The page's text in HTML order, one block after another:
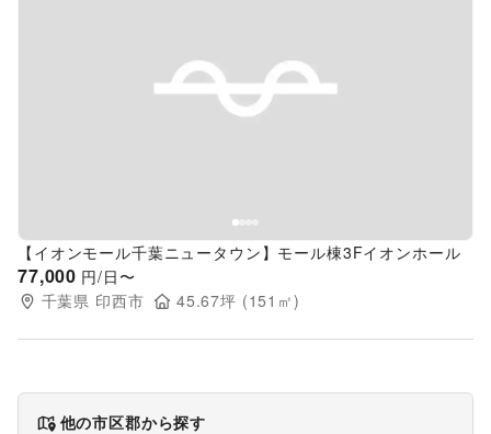
Previous slide
【イオンモール千葉ニュータウン】モール棟3Fイオンホール
77,000 円/日〜
千葉県 印西市 45.67坪 (151 ㎡)
他の市区郡から探す